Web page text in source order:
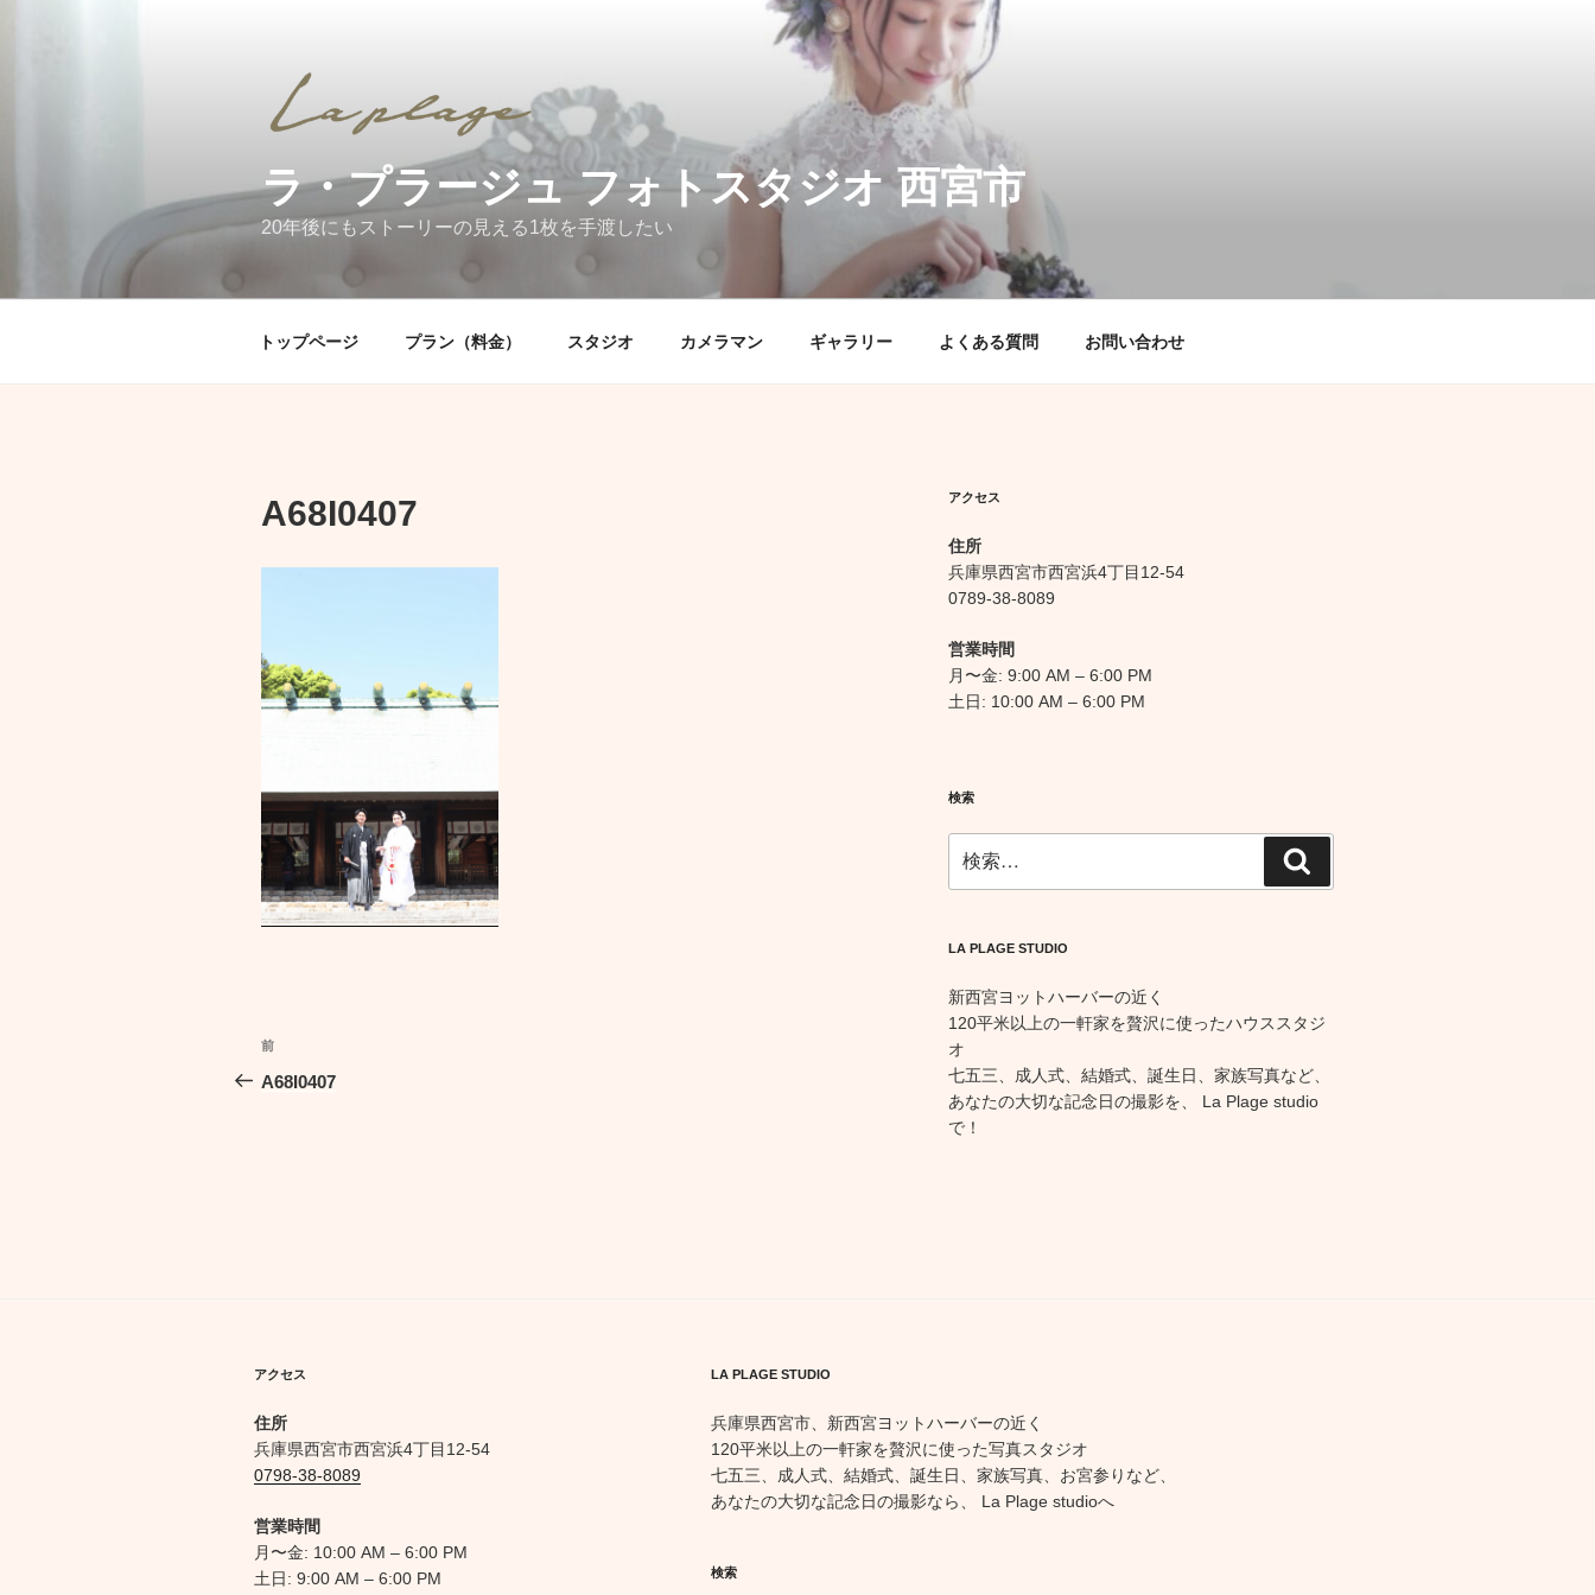
ラ・プラージュ フォトスタジオ 西宮市
20年後にもストーリーの見える1枚を手渡したい
トップページ プラン（料金） スタジオ カメラマン ギャラリー よくある質問 お問い合わせ
A68I0407
投
稿
ン
前
の
前
A68I0407
アクセス
住所
兵庫県西宮市西宮浜4丁目12-54
0789-38-8089
営業時間
月〜金: 9:00 AM – 6:00 PM
土日: 10:00 AM – 6:00 PM
検索
索:
索
LA PLAGE STUDIO
新西宮ヨットハーバーの近く
120平米以上の一軒家を贅沢に使ったハウススタジ
オ
七五三、成人式、結婚式、誕生日、家族写真など、
あなたの大切な記念日の撮影を、 La Plage studio
で！
アクセス
住所
兵庫県西宮市西宮浜4丁目12-54
0798-38-8089
営業時間
月〜金: 10:00 AM – 6:00 PM
土日: 9:00 AM – 6:00 PM
LA PLAGE STUDIO
兵庫県西宮市、新西宮ヨットハーバーの近く
120平米以上の一軒家を贅沢に使った写真スタジオ
七五三、成人式、結婚式、誕生日、家族写真、お宮参りなど、
あなたの大切な記念日の撮影なら、 La Plage studioへ
検索